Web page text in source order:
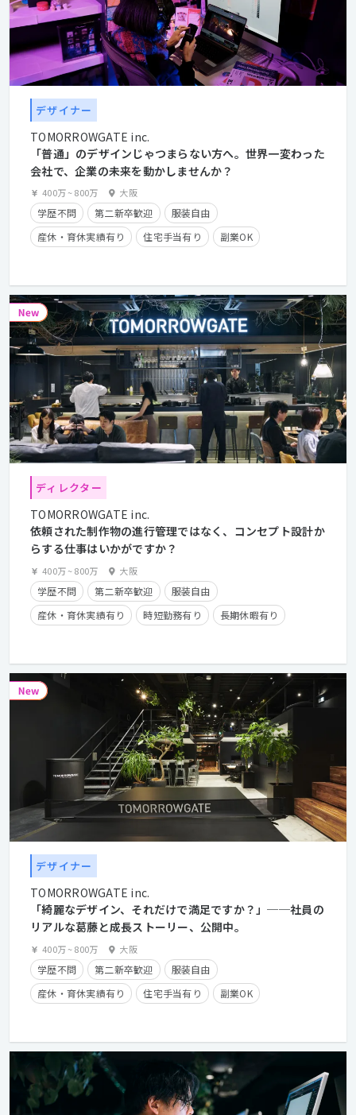
デザイナー
TOMORROWGATE inc.
「普通」のデザインじゃつまらない方へ。世界一変わった
会社で、企業の未来を動かしませんか？
400万~800万 大阪
学歴不問 第二新卒歓迎
服装自由
産休・育休実績有り
住宅手当有り
副業OK
クライアントとの直接取引多数
ディレクター
TOMORROWGATE inc.
依頼された制作物の進行管理ではなく、コンセプト設計か
らする仕事はいかがですか？
400万~800万 大阪
学歴不問 第二新卒歓迎
服装自由
産休・育休実績有り
時短勤務有り
長期休暇有り
経験者優遇
クライアントとの直接取引多数
デザイナー
TOMORROWGATE inc.
「綺麗なデザイン、それだけで満足ですか？」──社員の
リアルな葛藤と成長ストーリー、公開中。
400万~800万 大阪
学歴不問 第二新卒歓迎
服装自由
産休・育休実績有り
住宅手当有り
副業OK
クライアントとの直接取引多数